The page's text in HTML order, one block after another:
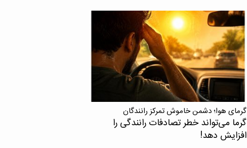
گرمای هوا؛ دشمن خاموش تمرکز رانندگان
گرما می‌تواند خطر تصادفات رانندگی را
افزایش دهد!